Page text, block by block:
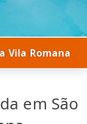
Vila Romana
em São